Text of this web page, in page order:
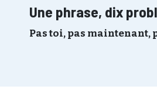
Une phrase, dix
Pas toi, pas maintenant,